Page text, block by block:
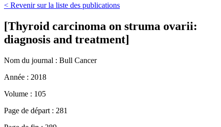
< Revenir sur la liste des publications
[Thyroid carcinoma on struma ovarii:
diagnosis and treatment]
Nom du journal : Bull Cancer
Année : 2018
Volume : 105
Page de départ : 281